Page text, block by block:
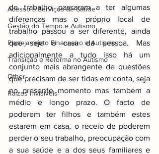
Acesso a Serviços de Saúde
Gestão do Tempo e Autismo
Planejamento Financeiro e Autismo
Transição e Reforma no Autismo
Other
Raizes invisiveis
de trabalho passaram a ter algumas
diferenças mas o próprio local de
trabalho passou a ser diferente, ainda
que seja a casa da pessoa. Mas
adicionalmente a tudo isso há um
conjunto mais abrangente de questões
que precisam de ser tidas em conta, seja
no presente momento mas também a
médio e longo prazo. O facto de
poderem ter filhos e também estes
estarem em casa, o receio de poderem
perder o seu trabalho, preocupação com
a sua saúde e a dos seus familiares e